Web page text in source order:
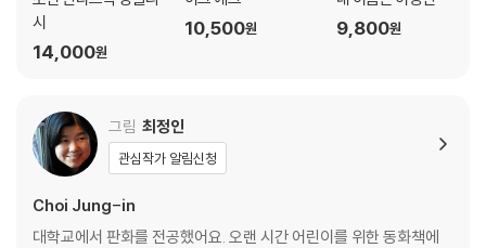
시
14,000원
10,500원 9,800원
그림 최정인
관심작가 알림신청
Choi Jung-in
대학교에서 판화를 전공했어요. 오랜 시간 어린이를 위한 동화책에